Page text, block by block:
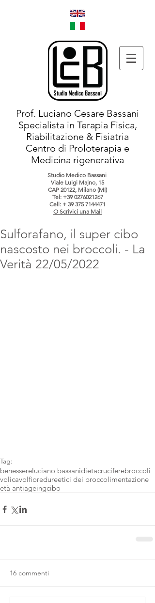
Prof. Luciano Cesare Bassani
Specialista in Terapia Fisica,
Riabilitazione & Fisiatria
Centro di Proloterapia e
Medicina rigenerativa
Studio Medico Bassani
Viale Luigi Majno, 15
CAP 20122, Milano (MI)
Tel: +39 0276021267
Cell: + 39 375 7144471
O Scrivici una Mail
Sulforafano, il super cibo
nascosto nei broccoli. - La
Verità 22/05/2022
Tag:
benessereluciano bassanidietacruciferebroccoli
volicavolfioredureetici dei broccolimentazione
età antiageingcibo
16 commenti